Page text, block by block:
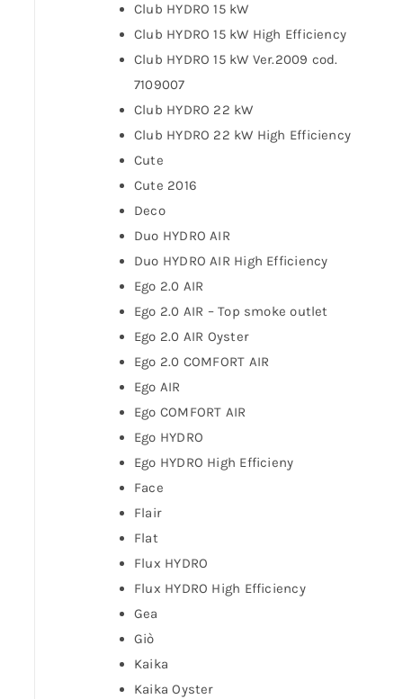
Club HYDRO 15 kW
Club HYDRO 15 kW High Efficiency
Club HYDRO 15 kW Ver.2009 cod.
7109007
Club HYDRO 22 kW
Club HYDRO 22 kW High Efficiency
Cute
Cute 2016
Deco
Duo HYDRO AIR
Duo HYDRO AIR High Efficiency
Ego 2.0 AIR
Ego 2.0 AIR – Top smoke outlet
Ego 2.0 AIR Oyster
Ego 2.0 COMFORT AIR
Ego AIR
Ego COMFORT AIR
Ego HYDRO
Ego HYDRO High Efficieny
Face
Flair
Flat
Flux HYDRO
Flux HYDRO High Efficiency
Gea
Giò
Kaika
Kaika Oyster